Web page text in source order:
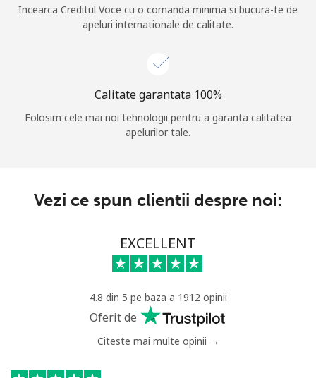
Incearca Creditul Voce cu o comanda minima si bucura-te de
apeluri internationale de calitate.
Calitate garantata 100%
Folosim cele mai noi tehnologii pentru a garanta calitatea
apelurilor tale.
Vezi ce spun clientii despre noi:
EXCELLENT
4.8 din 5 pe baza a 1912 opinii
Oferit de
Citeste mai multe opinii →